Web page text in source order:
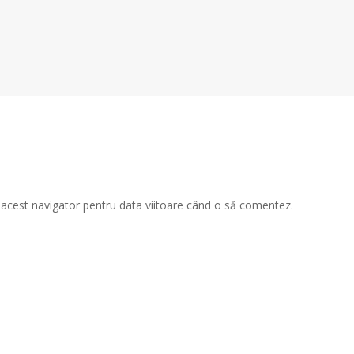
navigator pentru data viitoare când o să comentez.